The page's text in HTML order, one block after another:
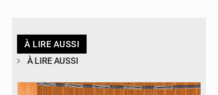
À LIRE AUSSI
À LIRE AUSSI